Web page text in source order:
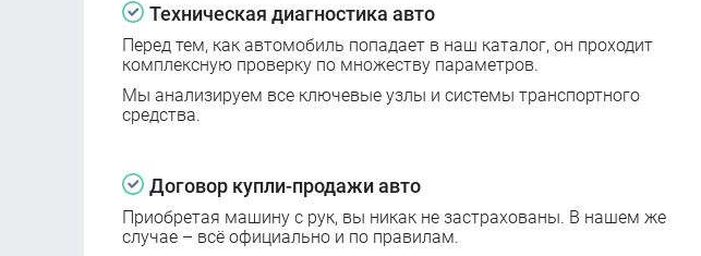
Техническая диагностика авто
Перед тем, как автомобиль попадает в наш каталог, он проходит
комплексную проверку по множеству параметров.
Мы анализируем все ключевые узлы и системы транспортного
средства.
Договор купли-продажи авто
Приобретая машину с рук, вы никак не застрахованы. В нашем же
случае – всё официально и по правилам.